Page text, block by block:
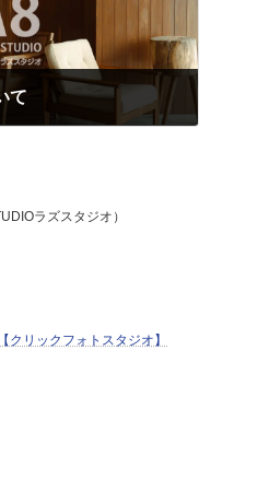
て
ラズスタジオ）
リックフォトスタジオ】